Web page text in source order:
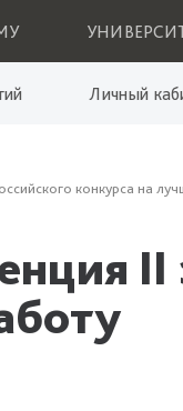
Личный
конкурса на
II